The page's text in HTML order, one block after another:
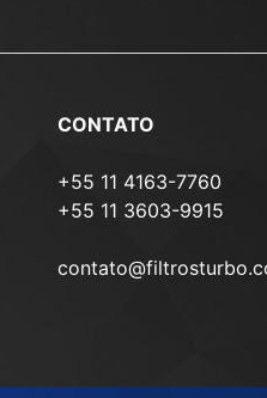
CONTATO
+55 11 4163-7760
+55 11 3603-9915